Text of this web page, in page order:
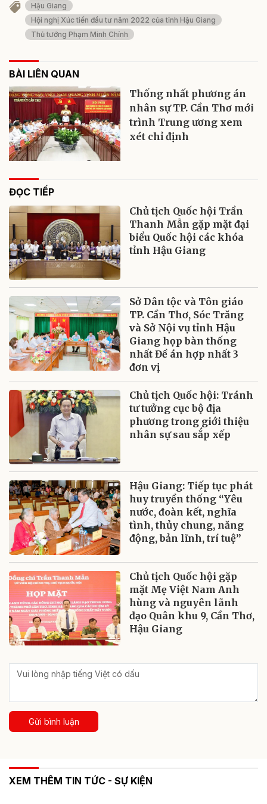
Hậu Giang
Hội nghị Xúc tiến đầu tư năm 2022 của tỉnh Hậu Giang
Thủ tướng Phạm Minh Chính
BÀI LIÊN QUAN
Thống nhất phương án
nhân sự TP. Cần Thơ mới
trình Trung ương xem
xét chỉ định
ĐỌC TIẾP
Chủ tịch Quốc hội Trần
Thanh Mẫn gặp mặt đại
biểu Quốc hội các khóa
tỉnh Hậu Giang
Sở Dân tộc và Tôn giáo
TP. Cần Thơ, Sóc Trăng
và Sở Nội vụ tỉnh Hậu
Giang họp bàn thống
nhất Đề án hợp nhất 3
đơn vị
Chủ tịch Quốc hội: Tránh
tư tưởng cục bộ địa
phương trong giới thiệu
nhân sự sau sắp xếp
Hậu Giang: Tiếp tục phát
huy truyền thống “Yêu
nước, đoàn kết, nghĩa
tình, thủy chung, năng
động, bản lĩnh, trí tuệ”
Chủ tịch Quốc hội gặp
mặt Mẹ Việt Nam Anh
hùng và nguyên lãnh
đạo Quân khu 9, Cần Thơ,
Hậu Giang
Gửi bình luận
XEM THÊM TIN TỨC - SỰ KIỆN